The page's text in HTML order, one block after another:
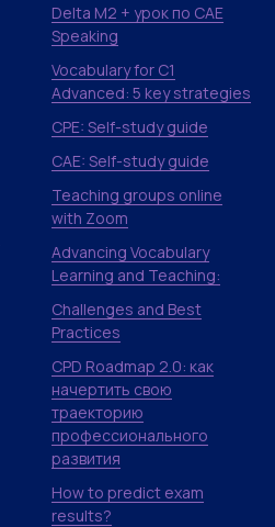
Delta M2 + урок по CAE
Speaking
Vocabulary for C1
Advanced: 5 key strategies
CPE: Self-study guide
CAE: Self-study guide
Teaching groups online
with Zoom
Advancing Vocabulary
Learning and Teaching:
Challenges and Best
Practices
CPD Roadmap 2.0: как
начертить свою
траекторию
профессионального
развития
How to predict exam
results?